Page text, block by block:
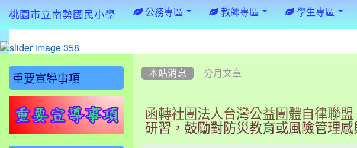
桃園市立南勢國民小學 公務專區 教師專區 學生專區
本站消息 分月文章
函轉社團法人台灣公益團體自律聯
研習，鼓勵對防災教育或風險管理
::: 重要宣導事項